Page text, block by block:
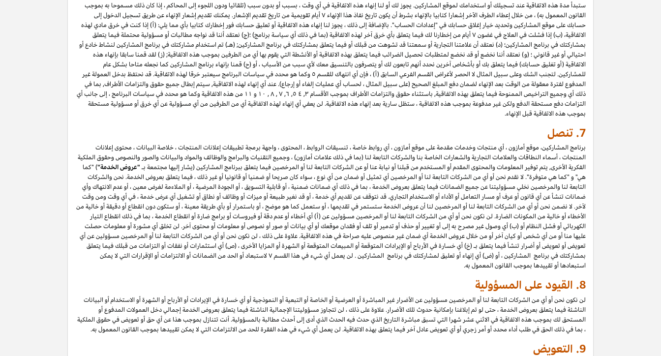
ستبدأ مدة هذه الاتفاقية عند تسجيلك أو استخدامك لموقع المشاركين. يجوز لك أو لنا إنهاء هذه الاتفاقية في أي وقت ، بسبب أو بدون سبب (تلقائيا ودون اللجوء إلى المحاكم ، إذا كان ذلك مسموحا به بموجب
القانون المعمول به) ، من خلال إعطاء الطرف الآخر إشعارا كتابيا بالإنهاء بشرط أن يكون تاريخ نفاذ هذا الإنهاء ۷ أيام تقويمية من تاريخ تقديم الإشعار. يمكنك تقديم إشعار الإنهاء عن طريق تسجيل الدخول إلى
حسابك على موقع المشاركين وتحديد خيار إغلاق حسابك في "إعدادات الحساب". بالإضافة إلى ذلك ، يجوز لنا إنهاء هذه الاتفاقية أو تعليق حسابك فور إخطارك كتابيا بأي مما يلي: (أ) إذا كنت في خرق مادي لهذه
الاتفاقية، (ب) إذا فشلت في العلاج في غضون ۷ أيام من إخطارنا لك فيما يتعلق بأي خرق آخر لهذه الاتفاقية (بما في ذلك أي سياسة برنامج) ؛(ج) نعتقد أننا قد نواجه مطالبات أو مسؤولية محتملة فيما يتعلق
بمشاركتك في برنامج المشاركين؛ (د) نعتقد أن علامتنا التجارية أو سمعتنا قد تشوهت من قبلك أو فيما يتعلق بمشاركتك في برنامج المشاركين; (هـ) تم استخدام مشاركتك في برنامج المشاركين لنشاط خادع أو
احتيالي أو غير قانوني ؛ (و) نعتقد أننا نخضع أو قد نخضع لمتطلبات تحصيل الضرائب فيما يتعلق بهذه الاتفاقية أو الأنشطة التي يقوم بها أي من الطرفين بموجب هذه الاتفاقية; (ز) لقد قمنا سابقا بإنهاء هذه
الاتفاقية (أو تغليق حسابك) فيما يتعلق بك أو بأشخاص آخرين نحدد أنهم تابعون لك أو يتصرفون بالتنسيق معك لأي سبب من الأسباب ، أو (ح) قمنا بإنهاء برنامج المشاركين كما نجعله متاحا بشكل عام
للمشاركين. لتجنب الشك وعلى سبيل المثال لا الحصر لأغراض القسم الفرعي السابق (أ) ، فإن أي انتهاك للقسم ٥ وكما هو محدد في سياسات البرنامج سيعتبر خرقا لهذه الاتفاقية. قد نحتفظ بدخل العمولة غير
المدفوع لفترة معقولة من الوقت بعد الإنهاء لضمان دفع المبلغ الصحيح (على سبيل المثال ، لحساب أي عمليات إلغاء أو إرجاع). عند أي إنهاء لهذه الاتفاقية, سيتم إبطال جميع حقوق والتزامات الأطراف, بما في
ذلك أي وجميع التراخيص الممنوحة فيما يتعلق بهذه الاتفاقية, باستثناء حقوق والتزامات الأطراف بموجب الأقسام ۳, ٤ ٥, ٦, ۷ , ۸ , ۱۰ و ۱۱ من هذه الاتفاقية وكما هو محدد في سياسات البرنامج ، إلى جانب أي
التزامات دفع مستحقة الدفع ولكن غير مدفوعة بموجب هذه الاتفاقية ، ستظل سارية بعد إنهاء هذه الاتفاقية. لن يعفي أي إنهاء لهذه الاتفاقية أي من الطرفين من أي مسؤولية عن أي خرق أو مسؤولية مستحقة
بموجب هذه الاتفاقية قبل الإنهاء.
7. تنصل
برنامج المشاركين، موقع أمازون ، أي منتجات وخدمات مقدمة على موقع أمازون ، أي روابط خاصة ، تنسيقات الروابط ، المحتوى ، واجهة برمجة تطبيقات إعلانات المنتجات ، خلاصة البيانات ، محتوى إعلانات
المنتجات ، أسماء النطاقات والعلامات التجارية والشعارات الخاصة بنا والشركات التابعة لنا (بما في ذلك علامات أمازون) ، وجميع التقنيات والبرامج والوظائف والمواد والبيانات والصور والنصوص وحقوق الملكية
الفكرية الأخرى, يتم توفير المعلومات والمحتوى المقدم أو المستخدم من قبلنا أو نيابة عنا أو عن الشركات التابعة لنا أو المرخصين فيما يتعلق ببرنامج المشاركين (يشار إليها مجتمعة بـ"عروض الخدمة") "كما
هي" و "كما هي متوفرة". لا نقدم نحن أو أي من الشركات التابعة لنا أو المرخصين أي تمثيل أو ضمان من أي نوع ، سواء كان صريحا أو ضمنيا أو قانونيا أو غير ذلك ، فيما يتعلق بعروض الخدمة. نحن والشركات
التابعة لنا والمرخصين نخلي مسؤوليتنا عن جميع الضمانات فيما يتعلق بعروض الخدمة ، بما في ذلك أي ضمانات ضمنية ، أو قابلية التسويق ، أو الجودة المرضية ، أو الملاءمة لغرض معين ، أو عدم الانتهاك وأي
ضمانات تنشأ عن أي قانون أو عرف أو مسار التعامل أو الأداء أو الاستخدام التجاري. قد نتوقف عن تقديم أي خدمة ، أو قد نغير طبيعة أو ميزات أو وظائف أو نطاق أو تشغيل أي عرض خدمة ، في أي وقت ومن وقت
لآخر. لا نضمن نحن أو أي من الشركات التابعة لنا أو المرخصين لنا أن عروض الخدمة ستستمر في تقديمها ، أو ستعمل كما هو موضح ، أو باستمرار أو بأي طريقة معينة ، أو ستكون دون انقطاع أو دقيقة أو خالية من
الأخطاء أو خالية من المكونات الضارة. لن نكون نحن أو أي من الشركات التابعة لنا أو المرخصين مسؤولين عن (أ) أي أخطاء أو عدم دقة أو فيروسات أو برامج ضارة أو انقطاع الخدمة ، بما في ذلك انقطاع التيار
الكهربائي أو فشل النظام أو (ب) أي وصول غير مصرح به إلى أو تغيير أو حذف أو تدمير أو تلف أو فقدان موقعك أو أي بيانات أو صور أو نصوص أو معلومات أو محتوى آخر. لن تخلق أي مشورة أو معلومات حصلت
عليها منا أو من أي شخص أو كيان آخر أو من خلال عروض الخدمة أي ضمان غير منصوص عليه صراحة في هذه الاتفاقية. علاوة على ذلك ، لن نكون نحن أو أي من الشركات التابعة لنا أو المرخصين مسؤولين عن أي
تعويض أو تعويض أو أضرار تنشأ فيما يتعلق بـ (خ) أي خسارة في الأرباح أو الإيرادات المتوقعة أو المبيعات المتوقعة أو الشهرة أو المزايا الأخرى ، (ص) أي استثمارات أو نفقات أو التزامات من قبلك فيما يتعلق
بمشاركتك في برنامج المشاركين ، أو (ض) أي إنهاء أو تعليق لمشاركتك في برنامج المشاركين . لن يعمل أي شيء في هذا القسم ۷ لاستبعاد أو الحد من الضمانات أو الالتزامات أو الإقرارات التي لا يمكن
استبعادها أو تقييدها بموجب القانون المعمول به.
8. القيود على المسؤولية
لن نكون نحن أو أي من الشركات التابعة لنا أو المرخصين مسؤولين عن الأضرار غير المباشرة أو العرضية أو الخاصة أو التبعية أو النموذجية أو أي خسارة في الإيرادات أو الأرباح أو الشهرة أو الاستخدام أو البيانات
الناشئة فيما يتعلق بعروض الخدمة ، حتى لو تم إبلاغنا بإمكانية حدوث تلك الأضرار. علاوة على ذلك ، لن تتجاوز مسؤوليتنا الإجمالية الناشئة فيما يتعلق بعروض الخدمة إجمالي دخل العمولات المدفوع أو
المستحق لك بموجب هذه الاتفاقية في الاثني عشر شهرا التي تسبق مباشرة التاريخ الذي حدث فيه الحدث الذي أدى إلى أحدث مطالبة بالمسؤولية. أنت تتنازل بموجب هذا عن أي حق أو تعويض في حقوق الملكية
، بما في ذلك الحق في طلب أداء محدد أو أمر زجري أو أي تعويض عادل آخر فيما يتعلق بهذه الاتفاقية. لن يعمل أي شيء في هذه الفقرة للحد من الالتزامات التي لا يمكن تقييدها بموجب القانون المعمول به.
9. التعويض